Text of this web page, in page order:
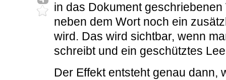
in das Dokument
neben dem Wort noch ein
wird. Das wird sichtbar, wenn
schreibt und ein geschütztes
Der Effekt entsteht genau dann,